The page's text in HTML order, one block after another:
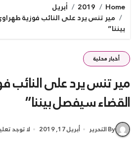
Home
2019
أبريل
مير تنس يرد على النائب فوزية
بيننا”
أخبار محلية
مير تنس يرد على النائب
القضاء سيفصل بيننا”
By التحرير أبريل 17, 2019 لا توجد